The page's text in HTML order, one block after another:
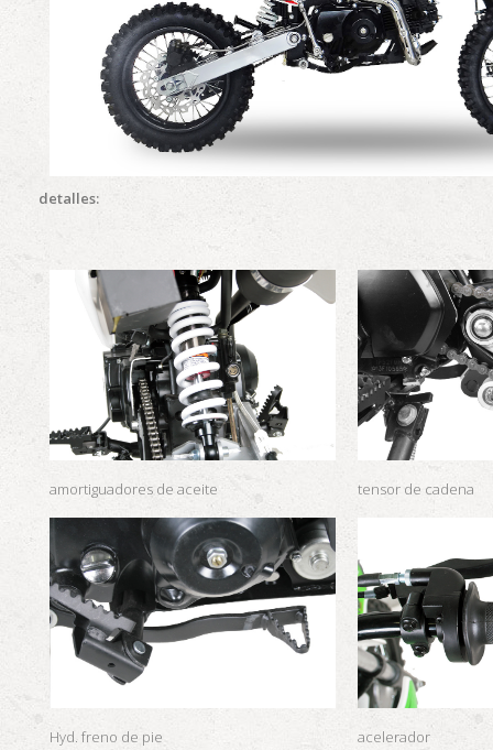
detalles:
amortiguadores de aceite tensor de cadena
Hyd. freno de pie acelerador